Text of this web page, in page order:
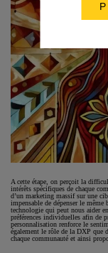
A cette étape, on perçoit la
intérêts spécifiques de chaque
d’un marketing massif sur une
impensable de dépenser le
technologie qui peut nous aider
préférences individuelles afin de
personnalisation renforce le
également le rôle de la DXP que
chaque communauté et ainsi